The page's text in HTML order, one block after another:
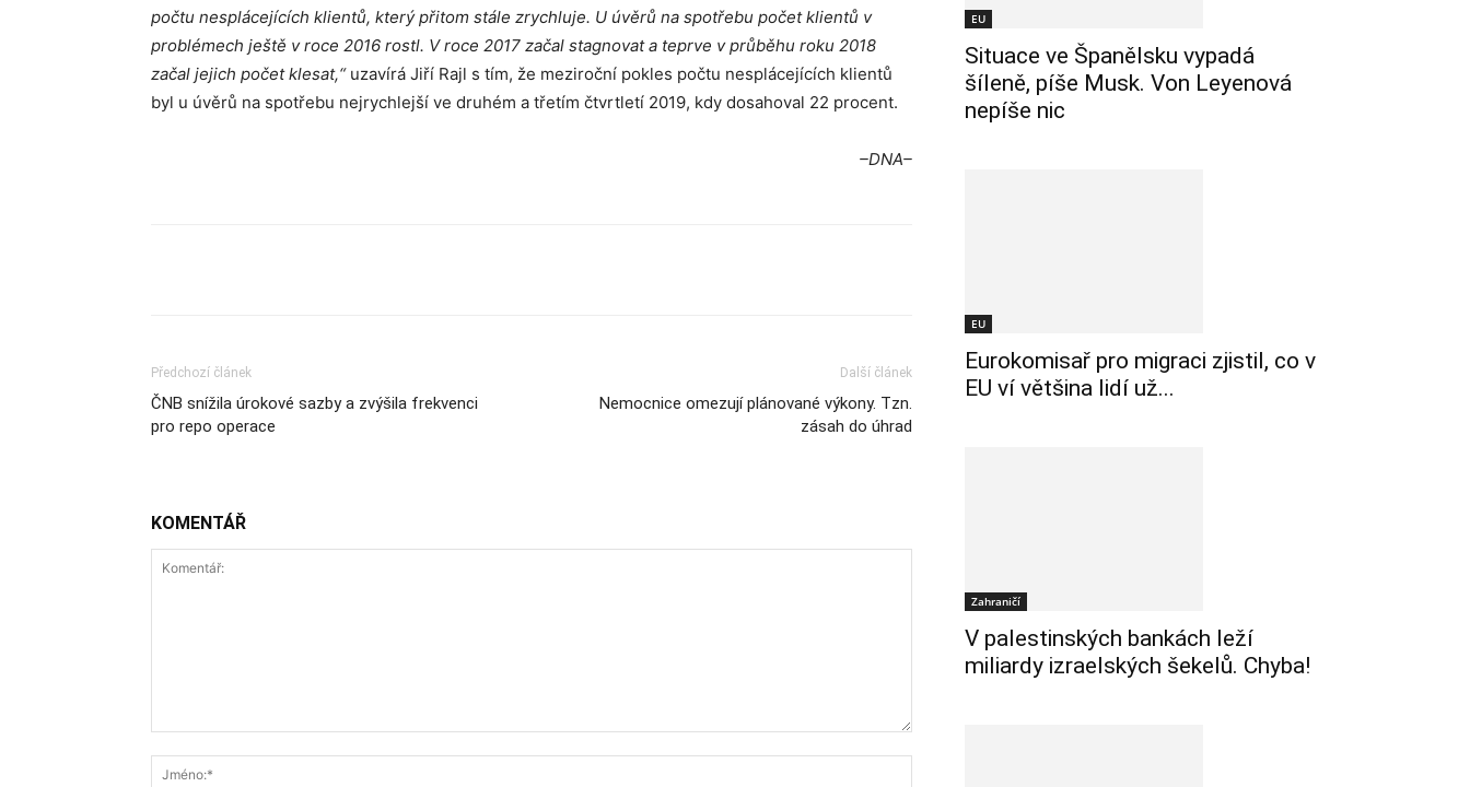
počtu nesplácejících klientů, který přitom stále zrychluje. U úvěrů na spotřebu počet klientů v
problémech ještě v roce 2016 rostl. V roce 2017 začal stagnovat a teprve v průběhu roku 2018
začal jejich počet klesat,“uzavírá Jiří Rajl s tím, že meziroční pokles počtu nesplácejících klientů
byl u úvěrů na spotřebu nejrychlejší ve druhém a třetím čtvrtletí 2019, kdy dosahoval 22 procent.
–DNA–
Předchozí článek
ČNB snížila úrokové sazby a zvýšila frekvenci
pro repo operace
Další článek
Nemocnice omezují plánované výkony. Tzn.
zásah do úhrad
KOMENTÁŘ
EU
Situace ve Španělsku vypadá
šíleně, píše Musk. Von Leyenová
nepíše nic
EU
Eurokomisař pro migraci zjistil, co v
EU ví většina lidí už...
Zahraničí
V palestinských bankách leží
miliardy izraelských šekelů. Chyba!